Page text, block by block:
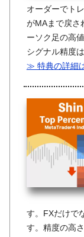
オーダーでト
がMAまで戻さ
ーソク足の高
シグナル精度は
≫ 特典の詳細
す。FXだけで
す。精度の高